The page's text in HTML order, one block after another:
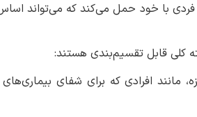
فردی با خود حمل می‌کند که می‌تواند
کلی قابل تقسیم‌بندی هستند:
افرادی که برای شفای بیماری‌های